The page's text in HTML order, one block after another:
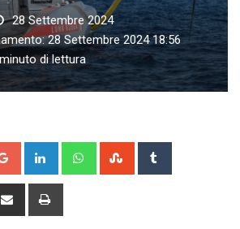
28 Settembre 2024
28 Settembre 2024 18:56
di lettura
Google+ LinkedIn WhatsappStumbleUpon
Share